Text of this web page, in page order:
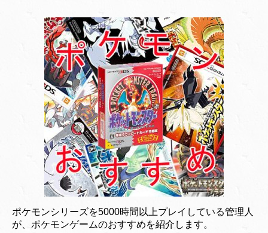
ポケモンシリーズを5000時間以上プレイしている管理人
が、ポケモンゲームのおすすめを紹介します。